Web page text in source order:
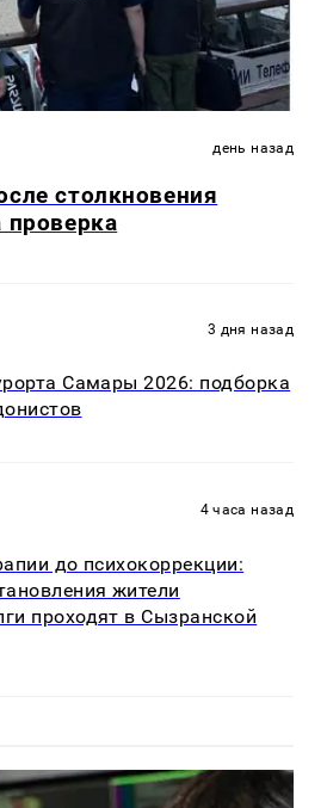
день назад
столкновения
проверка
3 дня назад
Самары 2026: подборка
4 часа назад
до психокоррекции:
жители
проходят в Сызранской